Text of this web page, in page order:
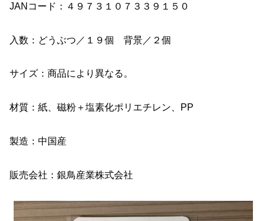
JANコード：４９７３１０７３３９１５０
入数：どうぶつ／１９個 背景／２個
サイズ：商品により異なる。
材質：紙、磁粉＋塩素化ポリエチレン、PP
製造：中国産
販売会社：銀鳥産業株式会社